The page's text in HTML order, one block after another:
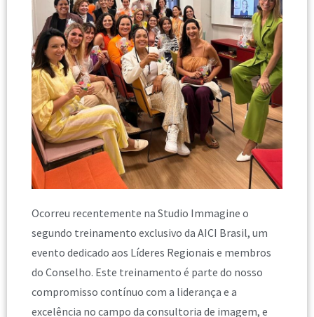
Ocorreu recentemente na Studio Immagine o
segundo treinamento exclusivo da AICI Brasil, um
evento dedicado aos Líderes Regionais e membros
do Conselho. Este treinamento é parte do nosso
compromisso contínuo com a liderança e a
excelência no campo da consultoria de imagem, e